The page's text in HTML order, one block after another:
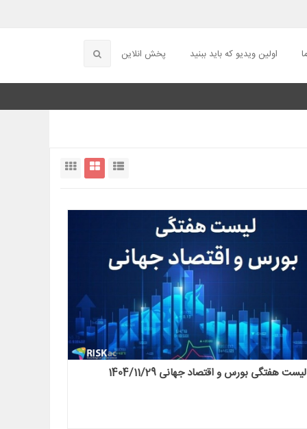
اولین ویدیو که باید ببنید پخش انلاین
لیست هفتگی بورس و اقتصاد جهانی 1404/11/29